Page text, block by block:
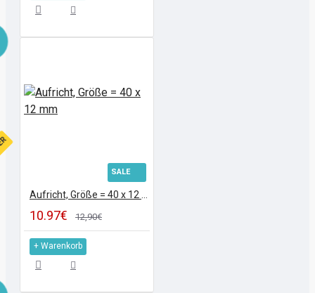
SALE
Aufricht, Größe = 40 x 12 mm
10.97€ 12,90€
+ Warenkorb